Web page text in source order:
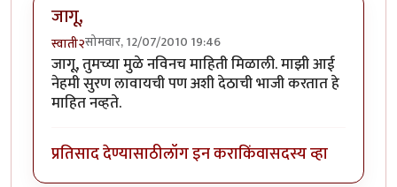
जागू,
स्वाती२सोमवार, 12/07/2010 19:46
जागू, तुमच्या मुळे नविनच माहिती मिळाली. माझी आई
नेहमी सुरण लावायची पण अशी देठाची भाजी करतात हे
माहित नव्हते.
प्रतिसाद देण्यासाठीलॉग इन कराकिंवासदस्य व्हा